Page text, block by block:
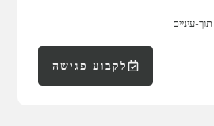
לקבוע פגישה